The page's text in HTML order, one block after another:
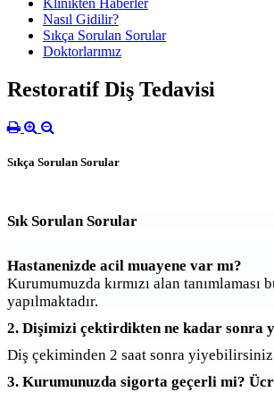
Nasıl Gidilir?
Sıkça Sorulan Sorular
Doktorlarımız
Restoratif Diş Tedavisi
Sıkça Sorulan Sorular
Sık Sorulan Sorular
Hastanenizde acil muayene var mı?
Kurumumuzda kırmızı alan
yapılmaktadır.
2. Dişimizi çektirdikten ne kadar sonra
Diş çekiminden 2 saat sonra
3. Kurumunuzda sigorta geçerli mi?